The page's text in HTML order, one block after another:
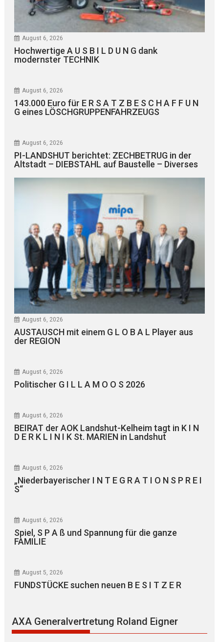
August 6, 2026
Hochwertige A U S B I L D U N G dank
modernster TECHNIK
August 6, 2026
143.000 Euro für E R S A T Z B E S C H A F F U N
G eines LÖSCHGRUPPENFAHRZEUGS
August 6, 2026
PI-LANDSHUT berichtet: ZECHBETRUG in der
Altstadt – DIEBSTAHL auf Baustelle – Diverses
August 6, 2026
AUSTAUSCH mit einem G L O B A L Player aus
der REGION
August 6, 2026
Politischer G I L L A M O O S 2026
August 6, 2026
BEIRAT der AOK Landshut-Kelheim tagt in K I N
D E R K L I N I K St. MARIEN in Landshut
August 6, 2026
„Niederbayerischer I N T E G R A T I O N S P R E I
S“
August 6, 2026
Spiel, S P A ß und Spannung für die ganze
FAMILIE
August 5, 2026
FUNDSTÜCKE suchen neuen B E S I T Z E R
AXA Generalvertretung Roland Eigner